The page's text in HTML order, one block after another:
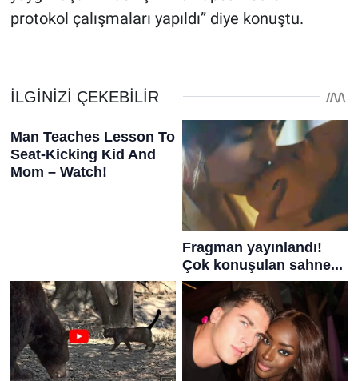
protokol çalışmaları yapıldı” diye konuştu.